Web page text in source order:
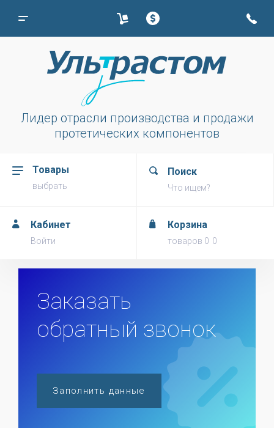
Лидер отрасли производства и продажи
протетических компонентов
Товары
выбрать
Поиск
Что ищем?
Кабинет
Войти
Корзина
товаров 0
Заказать
обратный звонок
Заполнить данные